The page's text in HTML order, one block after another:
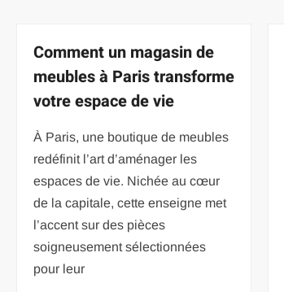
Comment un magasin de
meubles à Paris transforme
votre espace de vie
À Paris, une boutique de meubles
redéfinit l’art d’aménager les
espaces de vie. Nichée au cœur
de la capitale, cette enseigne met
l’accent sur des pièces
soigneusement sélectionnées
pour leur